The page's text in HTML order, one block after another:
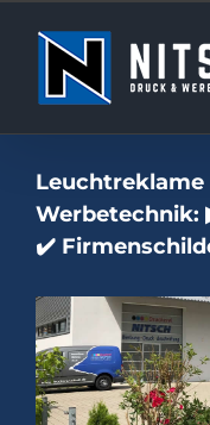
springen
Leuchtreklame
Werbetechnik:
✔️